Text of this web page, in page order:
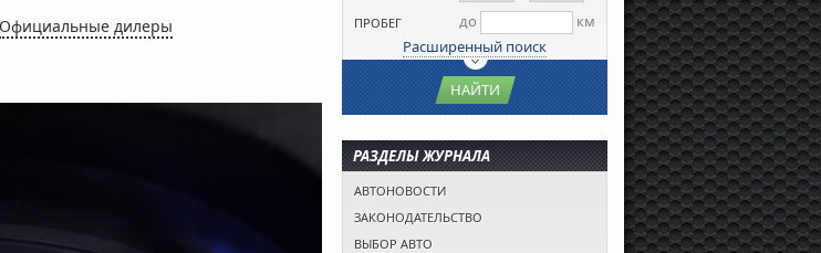
Официальные дилеры ПРОБЕГ до
км
Расширенный поиск
НАЙТИ
РАЗДЕЛЫ ЖУРНАЛА
АВТОНОВОСТИ
ЗАКОНОДАТЕЛЬСТВО
ВЫБОР АВТО